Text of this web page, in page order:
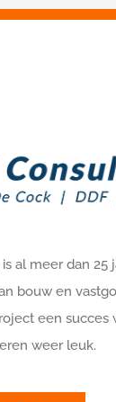
al meer dan 25
bouw en
een succes
weer leuk.